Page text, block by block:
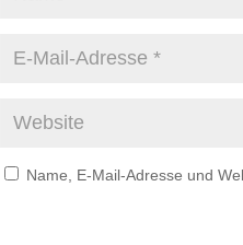
Name, E-Mail-Adresse und